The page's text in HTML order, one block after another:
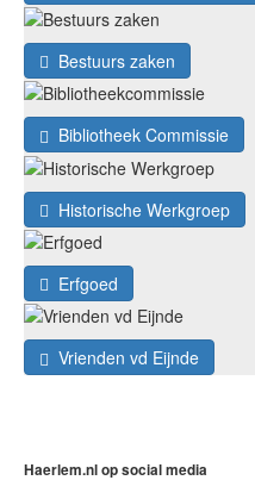
Bestuurs zaken
Bibliotheek Commissie
Historische Werkgroep
Erfgoed
Vrienden vd Eijnde
Haerlem.nl op social media